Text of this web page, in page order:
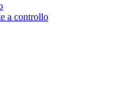
a controllo